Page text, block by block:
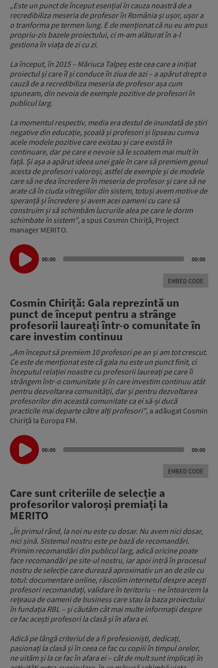
„Este un punct de început esențial în cauza noastră de a
recredibiliza meseria de profesor în România și ușor, ușor a
o tranforma pe termen lung. E de menționat că nu eu am pus
propriu-zis bazele proiectului, ci m-am alăturat în a-l
gestiona în viața de zi cu zi.
La început, în 2015 – Măriuca Talpeș este cea care a inițiat
proiectul și care îl și conduce în ziua de azi – a apărut drept o
cauză de a recredibiliza meseria de profesor așa cum
spuneam, din nevoia de exemple pozitive de profesori în
publicul larg.
La momentul respectiv, media era destul de inundată de știri
negative din educație, școală și profesori și lipseau cumva
acele modele pozitive care existau și care există în
continuare, dar pe care e nevoie să le scoatem mai mult în
față. Și așa a apărut ideea unei gale în care să premiem genul
acesta de profesori valoroși, astfel de exemple și de modele
care să ne dea încredere în meseria de profesor și care să ne
arate că în ciuda vitregiilor din sistem, totuși avem motive de
speranță și încredere și avem acei oameni cu care să
construim și să schimbăm lucrurile alea pe care le dorim
schimbate în sistem”, a spus Cosmin Chiriță, Project
manager MERITO.
Audio
Player
00:00 00:00
EMBED CODE
Cosmin Chiriță: Gala reprezintă un
punct de început pentru a strânge
profesorii laureați într-o comunitate în
care investim continuu
„Am început să premiem 10 profesori pe an și am tot crescut.
Ce este de menționat este că gala nu este un punct finit, ci
începutul relației noastre cu profesorii laureați pe care îi
strângem într-o comunitate și în care investim continuu atât
pentru dezvoltarea comunității, dar și pentru dezvoltarea
profesorilor din această comunitate ca ei să-și ducă
practicile mai departe către alți profesori”, a adăugat Cosmin
Chiriță la Europa FM.
Audio
Player
00:00 00:00
EMBED CODE
Care sunt criteriile de selecție a
profesorilor valoroși premiați la
MERITO
„În primul rând, la noi nu este cu dosar. Nu avem nici dosar,
nici șină. Sistemul nostru este pe bază de recomandări.
Primim recomandări din publicul larg, adică oricine poate
face recomandări pe site-ul nostru, iar apoi intră în procesul
nostru de selecție care durează aproximativ un an de zile cu
totul: documentare online, răscolim internetul despre acești
profesori recomandați, validare în teritoriu – ne întoarcem la
rețeaua de oameni de business care stau la baza proiectului
în fundația RBL – și căutăm cât mai multe informații despre
ce fac acești profesori la clasă și în afara ei.
Adică pe lângă criteriul de a fi profesioniști, dedicați,
pasionați la clasă și în ceea ce fac cu copiii în timpul orelor,
ne uităm și la ce fac în afara ei – cât de mult sunt implicați în